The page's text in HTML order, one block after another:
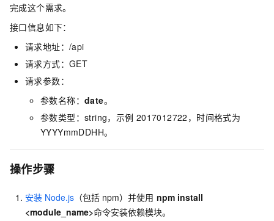
完成这个需求。
接口信息如下：
请求地址：/api
请求方式：GET
请求参数：
参数名称： date。
参数类型：string，示例 2017012722，时间格式为
YYYYmmDDHH。
操作步骤
安装 Node.js （包括 npm）并使用 npm install
<module_name>命令安装依赖模块。